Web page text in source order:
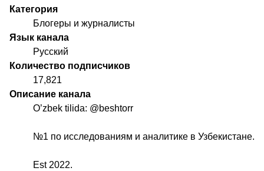
Категория
Блогеры и журналисты
Язык канала
Русский
Количество подписчиков
17,821
Описание канала
O’zbek tilida: @beshtorr
№1 по исследованиям и аналитике в Узбекистане.
Est 2022.